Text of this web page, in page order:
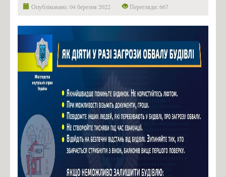
Зв'язатись з нами!
Опубліковано: 04 березня 2022 Перегляди: 667